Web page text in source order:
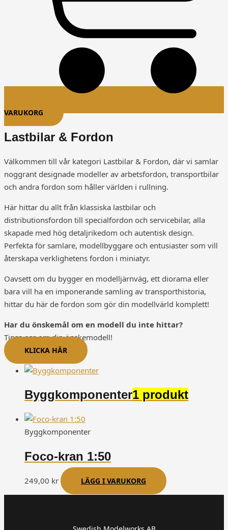
VARUKORG
Lastbilar & Fordon
Välkommen till vår kategori Lastbilar & Fordon, där vi samlar
noggrant designade modeller av arbetsfordon, transportbilar
och andra fordon som håller världen i rullning.
Här hittar du allt från klassiska lastbilar och
distributionsfordon till specialfordon och servicebilar, alla
skapade med hög detaljrikedom och autentisk design.
Perfekta för samlare, modellbyggare och entusiaster som vill
återskapa verklighetens fordon i miniatyr.
Oavsett om du bygger en modelljärnväg, ett diorama eller
bara vill ha en imponerande samling av transporthistoria,
hittar du här de fordon som gör din modellvärld komplett!
Har du önskemål om en modell du inte hittar?
Tipsa oss om din önskemodell!
KLICKA HÄR
Byggkomponenter1 produkt
Byggkomponenter
Foco-kran 1:50
249,00 kr LÄGG I VARUKORG